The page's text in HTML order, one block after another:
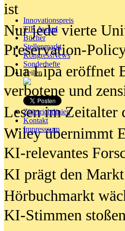
Innovationspreis
TIP Award
Bücher
Stellenmarkt
KongressNews
Sonderhefte
Teilen
Zitierrichtlinien
Kontakt
Impresssum
ist
Nur jede vierte
Preservation-
Dua Lipa eröffnet
verbotene und
Lesen im Zeitalter
Wiley übernimmt
KI-relevantes
KI prägt den
Hörbuchmarkt
KI-Stimmen